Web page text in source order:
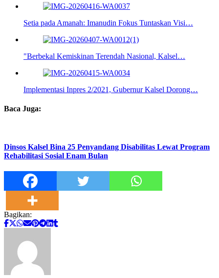
Setia pada Amanah: Imanudin Fokus Tuntaskan Visi…
"Berbekal Kemiskinan Terendah Nasional, Kalsel…
Implementasi Inpres 2/2021, Gubernur Kalsel Dorong…
Baca Juga:
Dinsos Kalsel Bina 25 Penyandang Disabilitas Lewat Program
Rehabilitasi Sosial Enam Bulan
Bagikan: